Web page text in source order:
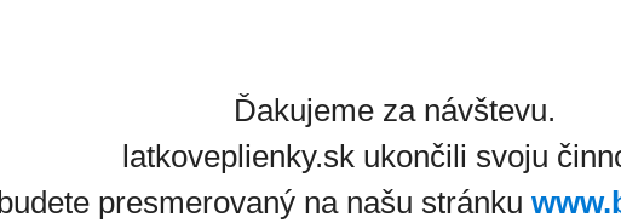
Ďakujeme za návštevu.
latkoveplienky.sk ukončili svoju
budete presmerovaný na našu stránku